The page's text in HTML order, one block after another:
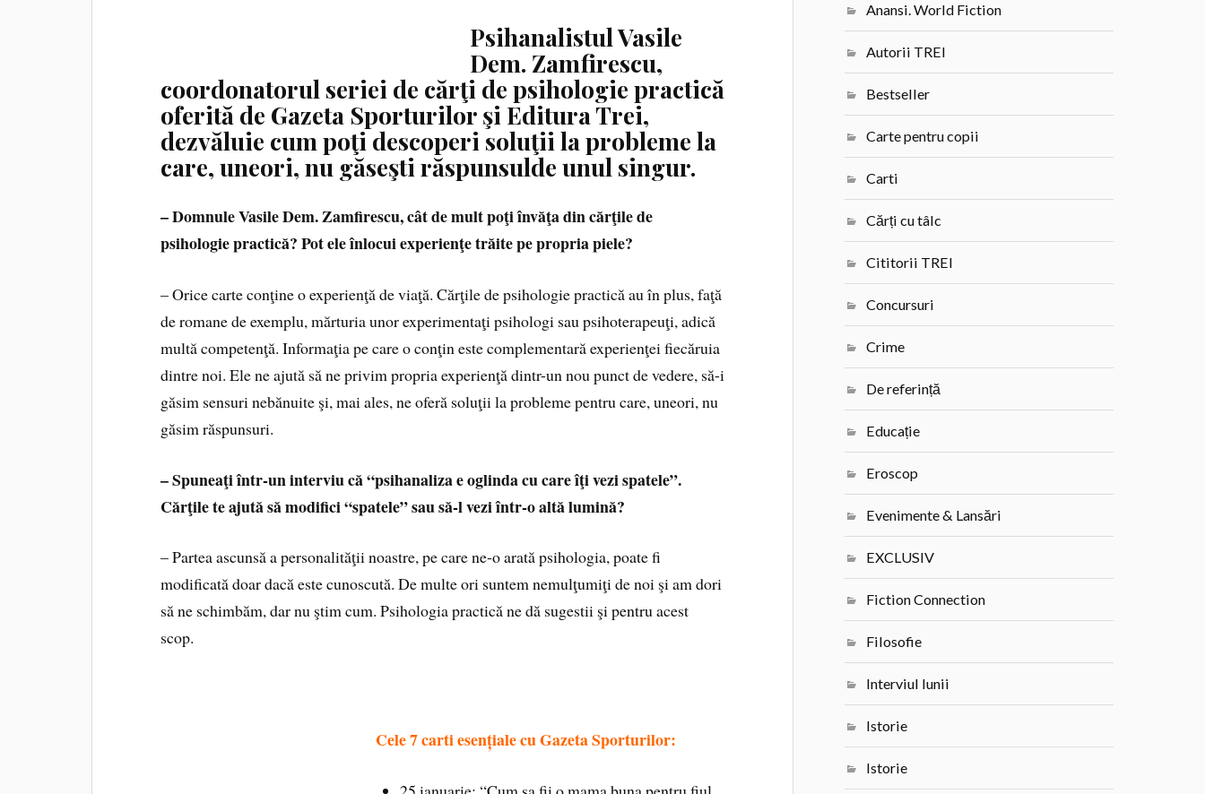
Psihanalistul Vasile
Dem. Zamfirescu,
coordonatorul seriei de cărţi de psihologie practică
oferită de Gazeta Sporturilorşi Editura Trei,
dezvăluie cum poţi descoperi soluţii la probleme la
care, uneori, nu găseşti răspunsulde unul singur.
– Domnule Vasile Dem. Zamfirescu, cât de mult poţi învăţa din cărţile de
psihologie practică? Pot ele înlocui experienţe trăite pe propria piele?
– Orice carte conţine o experienţă de viaţă. Cărţile de psihologie practică au în plus, faţă
de romane de exemplu, mărturia unor experimentaţi psihologi sau psihoterapeuţi, adică
multă competenţă. Informaţia pe care o conţin este complementară experienţei fiecăruia
dintre noi. Ele ne ajută să ne privim propria experienţă dintr-un nou punct de vedere, să-i
găsim sensuri nebănuite şi, mai ales, ne oferă soluţii la probleme pentru care, uneori, nu
găsim răspunsuri.
– Spuneaţi într-un interviu că “psihanaliza e oglinda cu care îţi vezi spatele”.
Cărţile te ajută să modifici “spatele” sau să-l vezi într-o altă lumină?
– Partea ascunsă a personalităţii noastre, pe care ne-o arată psihologia, poate fi
modificată doar dacă este cunoscută. De multe ori suntem nemulţumiţi de noi şi am dori
să ne schimbăm, dar nu ştim cum. Psihologia practică ne dă sugestii şi pentru acest
scop.
Cele 7 carti esențiale cu Gazeta Sporturilor:
Anansi. World Fiction
Autorii TREI
Bestseller
Carte pentru copii
Carti
Cărți cu tâlc
Cititorii TREI
Concursuri
Crime
De referință
Educație
Eroscop
Evenimente & Lansări
EXCLUSIV
Fiction Connection
Filosofie
Interviul lunii
Istorie
Istorie